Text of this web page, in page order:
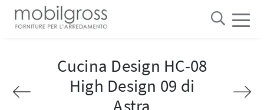
Cucina Design HC-08
High Design 09 di